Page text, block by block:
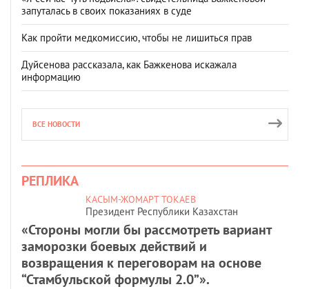
запуталась в своих показаниях в суде
Как пройти медкомиссию, чтобы не лишиться прав
Дуйсенова рассказала, как Бажкенова искажала
информацию
ВСЕ НОВОСТИ
РЕПЛИКА
КАСЫМ-ЖОМАРТ ТОКАЕВ
Президент Республики Казахстан
«Стороны могли бы рассмотреть вариант
заморозки боевых действий и
возвращения к переговорам на основе
“Стамбульской формулы 2.0”».